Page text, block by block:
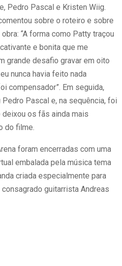
Pedro Pascal e Kristen Wiig.
sobre o roteiro e sobre
“A forma como Patty traçou
e bonita que me
grande desafio gravar em oito
nunca havia feito nada
compensador”. Em seguida,
Pascal e, na sequência, foi
os fãs ainda mais
do filme.
foram encerradas com uma
embalada pela música tema
criada especialmente para
guitarrista Andreas